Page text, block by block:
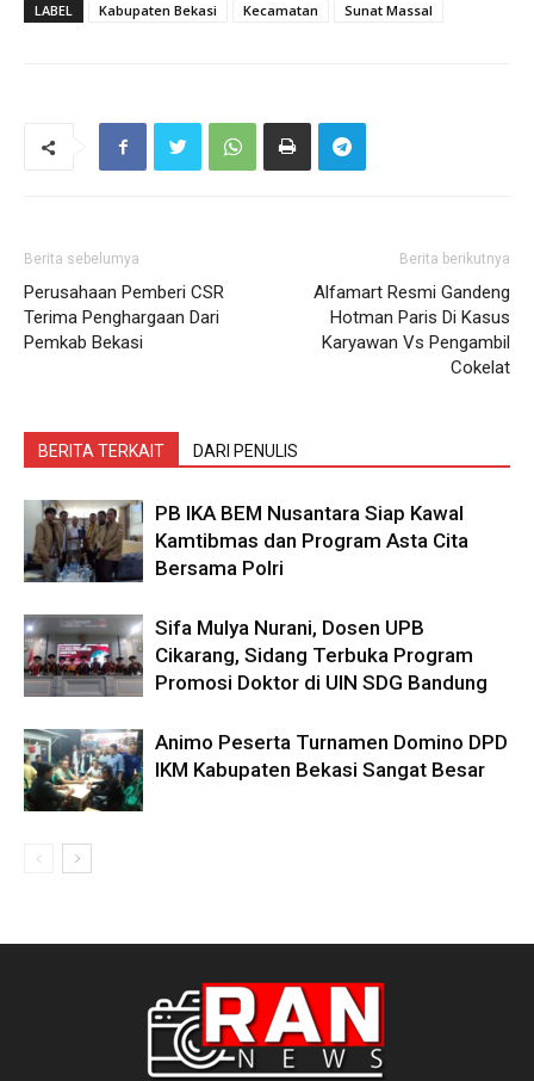
LABEL Kabupaten Bekasi Kecamatan Sunat Massal
Berita sebelumya
Perusahaan Pemberi CSR
Terima Penghargaan Dari
Pemkab Bekasi
Berita berikutnya
Alfamart Resmi Gandeng
Hotman Paris Di Kasus
Karyawan Vs Pengambil
Cokelat
BERITA TERKAIT DARI PENULIS
PB IKA BEM Nusantara Siap Kawal
Kamtibmas dan Program Asta Cita
Bersama Polri
Sifa Mulya Nurani, Dosen UPB
Cikarang, Sidang Terbuka Program
Promosi Doktor di UIN SDG Bandung
Animo Peserta Turnamen Domino DPD
IKM Kabupaten Bekasi Sangat Besar